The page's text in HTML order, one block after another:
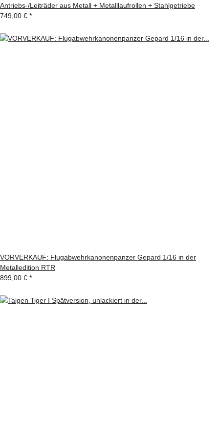
Antriebs-/Leiträder aus Metall + Metalllaufrollen + Stahlgetriebe
749,00 € *
VORVERKAUF: Flugabwehrkanonenpanzer Gepard 1/16 in der
Metalledition RTR
899,00 € *